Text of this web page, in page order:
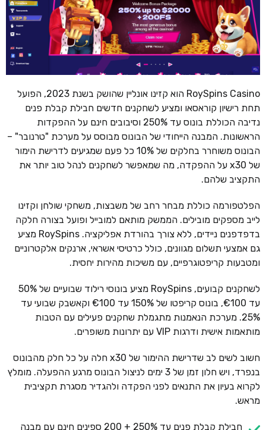
RoySpins Casino הוא קזינו אונליין שהושק בשנת 2023, הפועל
תחת רישיון קוראסאו ומציע לשחקנים חדשים חבילת קבלת פנים
נדיבה הכוללת בונוס עד 250% וסיבובים חינם על ההפקדות
הראשונות. המבנה הייחודי של הבונוס מבוסס על מערכת "טרנובר" –
הבונוס משוחרר בחלקים של 10% כל פעם שמגיעים לדרישת הימור
של x30 על ההפקדה, מה שמאפשר לשחקנים לנהל טוב יותר את
התקציב שלהם.
הפלטפורמה כוללת מבחר רחב של משבצות, משחקי שולחן וקזינו
לייב מספקים מובילים. הממשק מותאם למובייל ופועל בצורה חלקה
בדפדפנים ניידים, ללא צורך בהורדת אפליקציה. RoySpins מציע
גם אמצעי תשלום מגוונים, כולל כרטיסי אשראי, ארנקים אלקטרוניים
ומטבעות קריפטוגרפיים, עם משיכות מהירות יחסית.
לשחקנים קבועים, RoySpins מציע בונוסי רילוד שבועיים של 50%
עד €100, בונוס קריפטו של 150% עד €100 וקאשבק שבועי עד
25%. מערכת הנאמנות מתגמלת שחקנים פעילים עם הטבות
מותאמות אישית ודרגות VIP עם יתרונות משופרים.
חשוב לשים לב שדרישת ההימור של x30 חלה על כל חלק מהבונוס
בנפרד, ויש חלון זמן של 3 ימים לניצול הבונוס מרגע ההפעלה. מומלץ
לקרוא בעיון את התנאים לפני הפקדה ולהגדיר מסגרת תקציבית
מראש.
חבילת קבלת פנים עד 250% + 200 ספינים חינם עם מבנה